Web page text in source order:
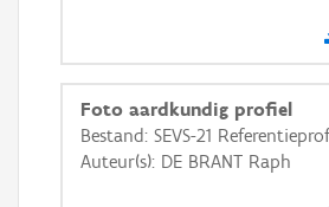
Foto aardkundig profiel
Bestand: SEVS-21
Auteur(s): DE BRANT Raph